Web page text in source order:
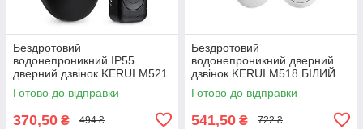
Бездротовий
водонепроникний IP55
дверний дзвінок KERUI M521.
Білий.
Готово до відправки
370,50 ₴ 494 ₴
Бездротовий
водонепроникний дверний
дзвінок KERUI M518 БІЛИЙ
Готово до відправки
541,50 ₴ 722 ₴